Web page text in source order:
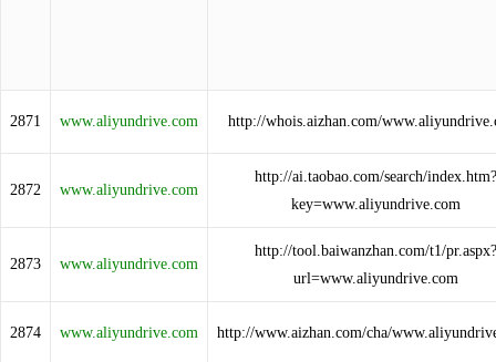
2871 www.aliyundrive.com http://whois.aizhan.com/
2872 www.aliyundrive.com
http://ai.taobao.com/search/index.htm?
key=www.aliyundrive.com
2873 www.aliyundrive.com
http://tool.baiwanzhan.com/t1/pr.aspx?
url=www.aliyundrive.com
2874 www.aliyundrive.com http://www.aizhan.com/cha/